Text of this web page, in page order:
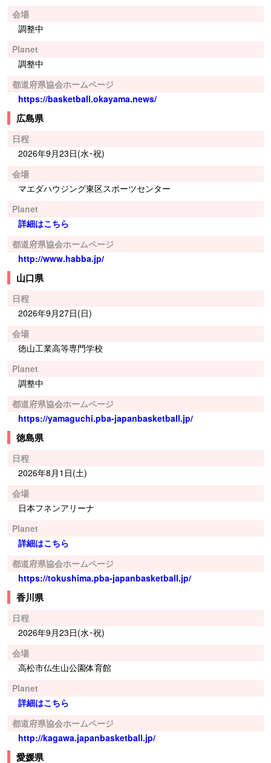
会場
調整中
Planet
調整中
都道府県協会ホームページ
https://basketball.okayama.news/
広島県
日程
2026年9月23日(水･祝)
会場
マエダハウジング東区スポーツセンター
Planet
詳細はこちら
都道府県協会ホームページ
http://www.habba.jp/
山口県
日程
2026年9月27日(日)
会場
徳山工業高等専門学校
Planet
調整中
都道府県協会ホームページ
https://yamaguchi.pba-japanbasketball.jp/
徳島県
日程
2026年8月1日(土)
会場
日本フネンアリーナ
Planet
詳細はこちら
都道府県協会ホームページ
https://tokushima.pba-japanbasketball.jp/
香川県
日程
2026年9月23日(水･祝)
会場
高松市仏生山公園体育館
Planet
詳細はこちら
都道府県協会ホームページ
http://kagawa.japanbasketball.jp/
愛媛県